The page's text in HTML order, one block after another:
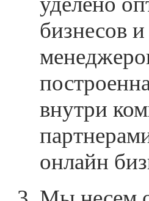
бизнесов
внутри
онлайн